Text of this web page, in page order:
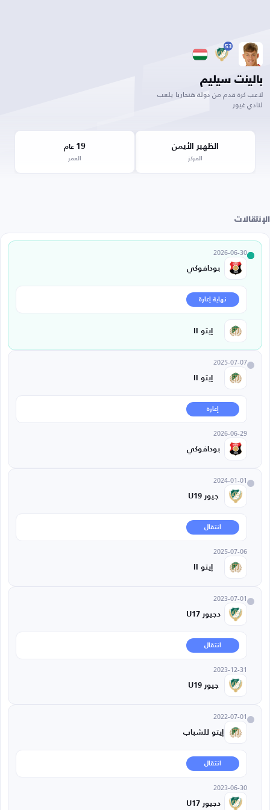
53
بالينت سيليم
لاعب كرة قدم من دولة هنجاريا يلعب
لنادي غيور
الظهير الأيمن
المركز
19 عام
العمر
الإنتقالات
2026-06-30
بودافوكي
نهاية إعارة
إيتو II
2025-07-07
إيتو II
إعارة
2026-06-29
بودافوكي
2024-01-01
جيور U19
انتقال
2025-07-06
إيتو II
2023-07-01
دجيور U17
انتقال
2023-12-31
جيور U19
2022-07-01
إيتو للشباب
انتقال
2023-06-30
دجيور U17